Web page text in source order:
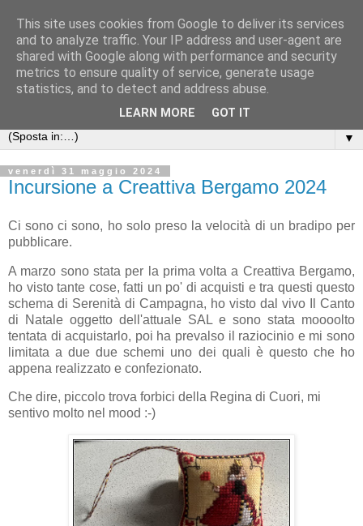
Anna's Needle Art
Quando l'incontro tra un ago ed un filo può creare una
piccola opera d'arte
▼
venerdì 31 maggio 2024
Incursione a Creattiva Bergamo 2024
Ci sono ci sono, ho solo preso la velocità di un bradipo per
pubblicare.
A marzo sono stata per la prima volta a Creattiva Bergamo,
ho visto tante cose, fatti un po' di acquisti e tra questi questo
schema di Serenità di Campagna, ho visto dal vivo Il Canto
di Natale oggetto dell'attuale SAL e sono stata moooolto
tentata di acquistarlo, poi ha prevalso il raziocinio e mi sono
limitata a due due schemi uno dei quali è questo che ho
appena realizzato e confezionato.
Che dire, piccolo trova forbici della Regina di Cuori, mi
sentivo molto nel mood :-)
This site uses cookies from Google to deliver its services
and to analyze traffic. Your IP address and user-agent are
shared with Google along with performance and security
metrics to ensure quality of service, generate usage
statistics, and to detect and address abuse.
LEARN MORE GOT IT